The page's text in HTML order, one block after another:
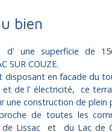
bien
d' une superficie de
SUR COUZE.
disposant en facade du
et de l' électricité, ce
une construction de plein
de toutes les
de Lissac et du Lac de